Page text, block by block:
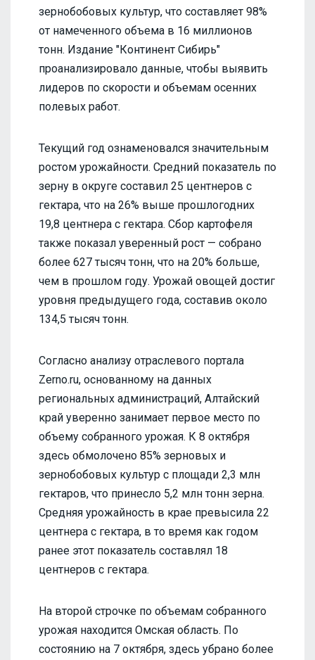
зернобобовых культур, что составляет 98%
от намеченного объема в 16 миллионов
тонн. Издание "Континент Сибирь"
проанализировало данные, чтобы выявить
лидеров по скорости и объемам осенних
полевых работ.
Текущий год ознаменовался значительным
ростом урожайности. Средний показатель по
зерну в округе составил 25 центнеров с
гектара, что на 26% выше прошлогодних
19,8 центнера с гектара. Сбор картофеля
также показал уверенный рост — собрано
более 627 тысяч тонн, что на 20% больше,
чем в прошлом году. Урожай овощей достиг
уровня предыдущего года, составив около
134,5 тысяч тонн.
Согласно анализу отраслевого портала
Zerno.ru, основанному на данных
региональных администраций, Алтайский
край уверенно занимает первое место по
объему собранного урожая. К 8 октября
здесь обмолочено 85% зерновых и
зернобобовых культур с площади 2,3 млн
гектаров, что принесло 5,2 млн тонн зерна.
Средняя урожайность в крае превысила 22
центнера с гектара, в то время как годом
ранее этот показатель составлял 18
центнеров с гектара.
На второй строчке по объемам собранного
урожая находится Омская область. По
состоянию на 7 октября, здесь убрано более